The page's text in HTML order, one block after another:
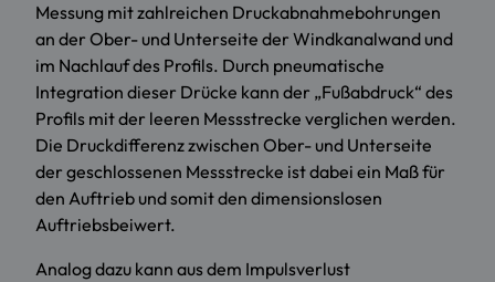
Messung mit zahlreichen Druckabnahmebohrungen
an der Ober- und Unterseite der Windkanalwand und
im Nachlauf des Profils. Durch pneumatische
Integration dieser Drücke kann der „Fußabdruck“ des
Profils mit der leeren Messstrecke verglichen werden.
Die Druckdifferenz zwischen Ober- und Unterseite
der geschlossenen Messstrecke ist dabei ein Maß für
den Auftrieb und somit den dimensionslosen
Auftriebsbeiwert.
Analog dazu kann aus dem Impulsverlust